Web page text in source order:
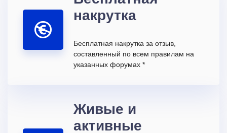
накрутка
Бесплатная накрутка за отзыв,
составленный по всем правилам на
указанных форумах *
Живые и
активные